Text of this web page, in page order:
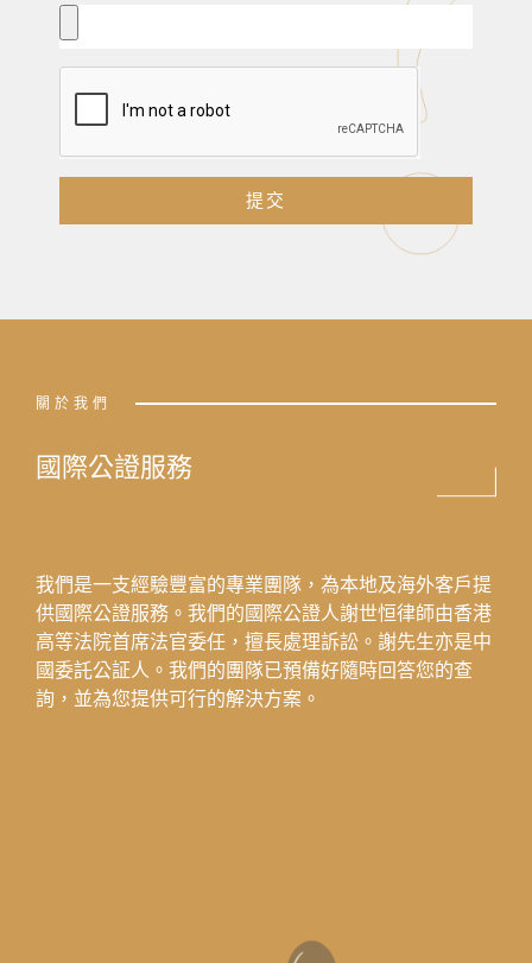
提交
關於我們
國際公證服務
我們是一支經驗豐富的專業團隊，為本地及海外客戶提
供國際公證服務。我們的國際公證人謝世恒律師由香港
高等法院首席法官委任，擅長處理訴訟。謝先生亦是中
國委託公証人。我們的團隊已預備好隨時回答您的查
詢，並為您提供可行的解決方案。